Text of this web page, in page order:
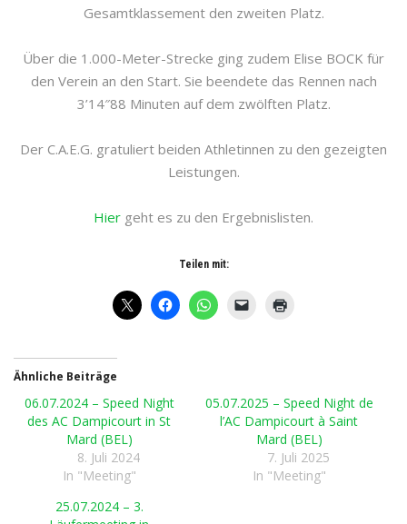
Gesamtklassement den zweiten Platz.
Über die 1.000-Meter-Strecke ging zudem Elise BOCK für
den Verein an den Start. Sie beendete das Rennen nach
3’14″88 Minuten auf dem zwölften Platz.
Der C.A.E.G. gratuliert beiden Athletinnen zu den gezeigten
Leistungen.
Hier geht es zu den Ergebnislisten.
Teilen mit:
Ähnliche Beiträge
06.07.2024 – Speed Night
des AC Dampicourt in St
Mard (BEL)
8. Juli 2024
In "Meeting"
05.07.2025 – Speed Night de
l’AC Dampicourt à Saint
Mard (BEL)
7. Juli 2025
In "Meeting"
25.07.2024 – 3.